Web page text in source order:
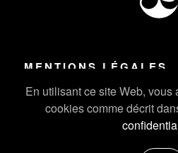
En utilisant ce site Web,
cookies comme décrit
MENTIONS LÉGALES